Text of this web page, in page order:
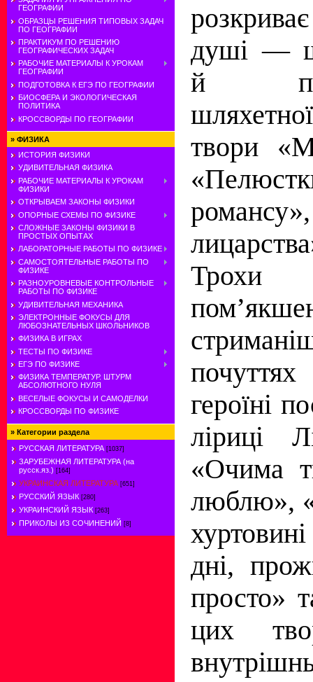
ГЕОГРАФИИ
ОБРАЗЦЫ РЕШЕНИЯ ТИПОВЫХ ЗАДАЧ
ПО ГЕОГРАФИИ
ПРАКТИКУМ ПО РЕШЕНИЮ
ГЕОГРАФИЧЕСКИХ ЗАДАЧ
РАБОЧИЕ МАТЕРИАЛЫ К УРОКАМ
ГЕОГРАФИИ
ПОДГОТОВКА К ЕГЭ ПО ГЕОГРАФИИ
БИОСФЕРА И ЭКОЛОГИЧЕСКАЯ
ПОЛИТИКА
КРОССВОРДЫ ПО ГЕОГРАФИИ
» ФИЗИКА
ИСТОРИЯ ФИЗИКИ
УДИВИТЕЛЬНАЯ ФИЗИКА
РАБОЧИЕ МАТЕРИАЛЫ К УРОКАМ
ФИЗИКИ
ОТКРЫВАЕМ ЗАКОНЫ ФИЗИКИ
ОПОРНЫЕ СХЕМЫ ПО ФИЗИКЕ
СЛОЖНЫЕ ЗАКОНЫ ФИЗИКИ В
ПРОСТЫХ ОПЫТАХ
ЛАБОРАТОРНЫЕ РАБОТЫ ПО ФИЗИКЕ
САМОСТОЯТЕЛЬНЫЕ РАБОТЫ ПО
ФИЗИКЕ
РАЗНОУРОВНЕВЫЕ КОНТРОЛЬНЫЕ
РАБОТЫ ПО ФИЗИКЕ
УДИВИТЕЛЬНАЯ МЕХАНИКА
ЭЛЕКТРОННЫЕ ФОКУСЫ ДЛЯ
ЛЮБОЗНАТЕЛЬНЫХ ШКОЛЬНИКОВ
ФИЗИКА В ИГРАХ
ТЕСТЫ ПО ФИЗИКЕ
ЕГЭ ПО ФИЗИКЕ
ФИЗИКА ТЕМПЕРАТУР. ШТУРМ
АБСОЛЮТНОГО НУЛЯ
ВЕСЕЛЫЕ ФОКУСЫ И САМОДЕЛКИ
КРОССВОРДЫ ПО ФИЗИКЕ
» Категории раздела
РУССКАЯ ЛИТЕРАТУРА [1037]
ЗАРУБЕЖНАЯ ЛИТЕРАТУРА (на
русск.яз.) [164]
УКРАИНСКАЯ ЛИТЕРАТУРА [651]
РУССКИЙ ЯЗЫК [280]
УКРАИНСКИЙ ЯЗЫК [263]
ПРИКОЛЫ ИЗ СОЧИНЕНИЙ [8]
душі —
й по-
твори
почуттях
героїні
ліриці
«Очима
люблю»,
дні,
просто»
цих